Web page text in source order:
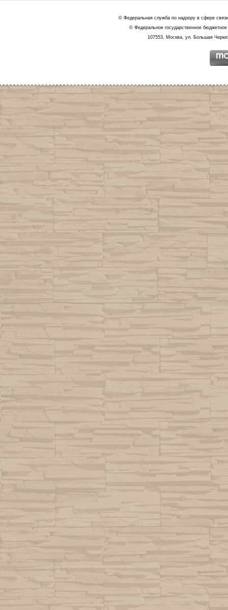
© Федеральная служба по надзору в сфере
© Федеральное государственное
107553, Москва, ул. Большая